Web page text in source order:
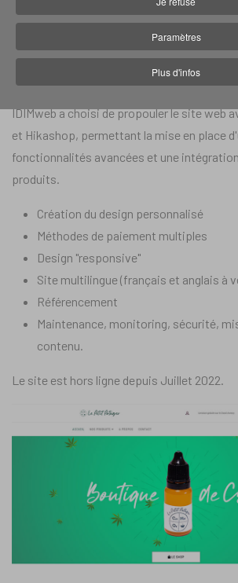
Paramètres
Plus d'infos
En 2021, Le Petit Potager (Annecy) a
créer leur boutique en ligne de vente CBD
nouvelle boutique et vendre des produits
IDIMweb a choisi de propouler le site web
et Hikashop, permettant la mise en place
fonctionnalités avancées et une
produits.
Création du design personnalisé
Méthodes de paiement multiples
Design "responsive"
Site multilingue (français et anglais à
Référencement
Maintenance, monitoring, sécurité,
contenu.
Le site est hors ligne depuis Juillet 2022.